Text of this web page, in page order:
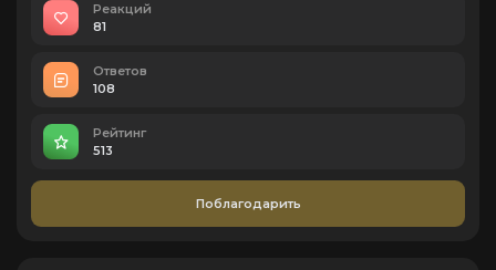
Реакций
81
Ответов
108
Рейтинг
513
Поблагодарить